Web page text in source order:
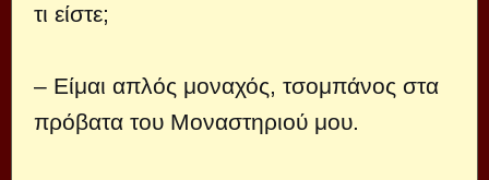
τι είστε;
– Είμαι απλός μοναχός, τσομπάνος στα
πρόβατα του Μοναστηριού μου.